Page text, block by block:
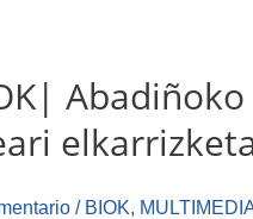
Abadiñoko
/ BIOK